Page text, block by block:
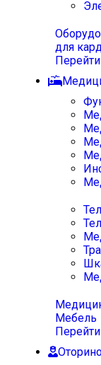
для
Перейти
Мебель
Перейти